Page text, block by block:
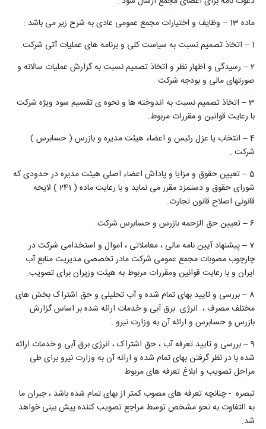
ماده 13 – وظایف و اختیارات مجمع عمومی عادی به شرح زیر می باشد :
1 – اتخاذ تصمیم نسبت به سیاست کلی و برنامه های عملیات آتی شرکت.
2 – رسیدگی و اظهار نظر و اتخاذ تصمیم نسبت به گزارش عملیات سالانه و
صورتهای مالی و بودجه شرکت .
3 – اتخاذ تصمیم نسبت به اندوخته ها و نحوه ی تقسیم سود ویژه شرکت
با رعایت قوانین و مقررات مربوط.
4 – انتخاب یا عزل رئیس و اعضاء هیئت مدیره و بازرس ( حسابرس )
شرکت .
5 – تعیین حقوق و مزایا و پاداش اعضاء اصلی هیئت مدیره در حدودی که
شورای حقوق و دستمزد مقرر می نماید و با رعایت ماده ( 241 ) لایحه
قانونی اصلاح قانون تجارت.
6 – تعیین حق الزحمه بازرس و حسابرس شرکت.
7 – پیشنهاد آیین نامه مالی ، معاملاتی ، اموال و استخدامی شرکت در
چارچوب مصوبات مجمع عمومی شرکت مادر تخصصی مدیریت منابع آب
ایران و با رعایت قوانین ومقررات مربوط به هیئت وزیران برای تصویب.
8 – بررسی و تایید بهای تمام شده و آب تحلیلی و حق اشتراک بخش های
مختلف مصرف ، انرژی برق آبی و خدمات ارائه شده بر اساس گزارش
بازرس و حسابرس و ارائه آن به وزارت نیرو .
9 – بررسی و تایید تعرفه آب ، حق اشتراک ، انرژی برق آبی و خدمات ارائه
شده با در نظر گرفتن بهای تمام شده و ارائه آن به وزارت نیرو برای طی
مراحل تصویب و ابلاغ تعرفه های مربوط.
تبصره - چنانچه تعرفه های مصوب کمتر از بهای تمام شده باشد ، جبران ما
به التفاوت به نحو مشخص توسط مراجع تصویب کننده پیش بینی خواهد
شد.